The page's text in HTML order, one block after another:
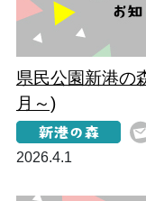
県民公園新港の
月～)
2026.4.1